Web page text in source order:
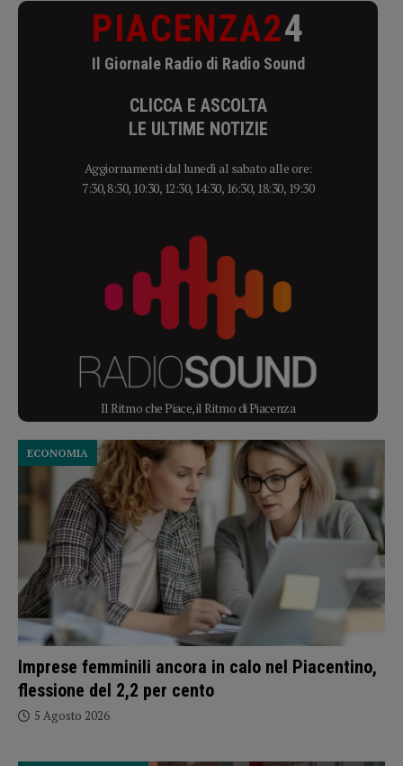
PIACENZA24
Il Giornale Radio di Radio Sound
CLICCA E ASCOLTA
LE ULTIME NOTIZIE
Aggiornamenti dal lunedì al sabato alle ore:
7:30, 8:30, 10:30, 12:30, 14:30, 16:30, 18:30, 19:30
Il Ritmo che Piace, il Ritmo di Piacenza
Imprese femminili ancora in calo nel Piacentino,
flessione del 2,2 per cento
ECONOMIA
5 Agosto 2026